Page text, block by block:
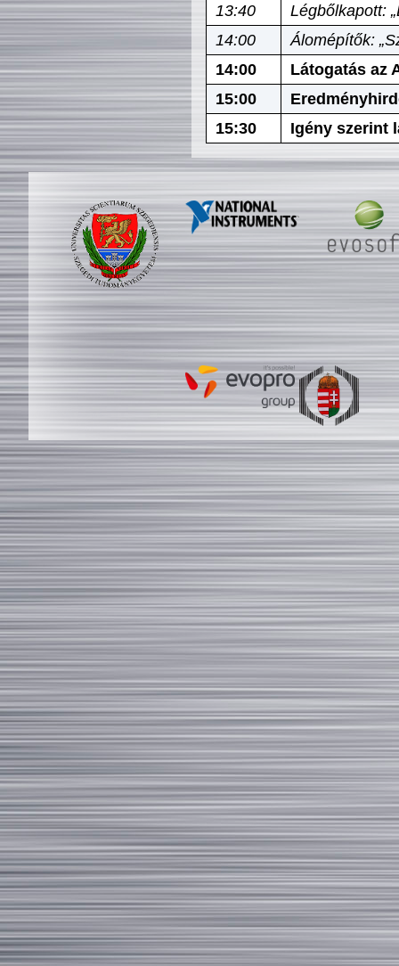
13:40
Légbőlkapott:
14:00
Álomépítők:
14:00
Látogatás az
15:00
15:30
Igény szerint